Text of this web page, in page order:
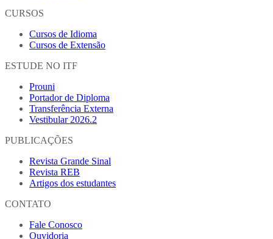
CURSOS
Cursos de Idioma
Cursos de Extensão
ESTUDE NO ITF
Prouni
Portador de Diploma
Transferência Externa
Vestibular 2026.2
PUBLICAÇÕES
Revista Grande Sinal
Revista REB
Artigos dos estudantes
CONTATO
Fale Conosco
Ouvidoria